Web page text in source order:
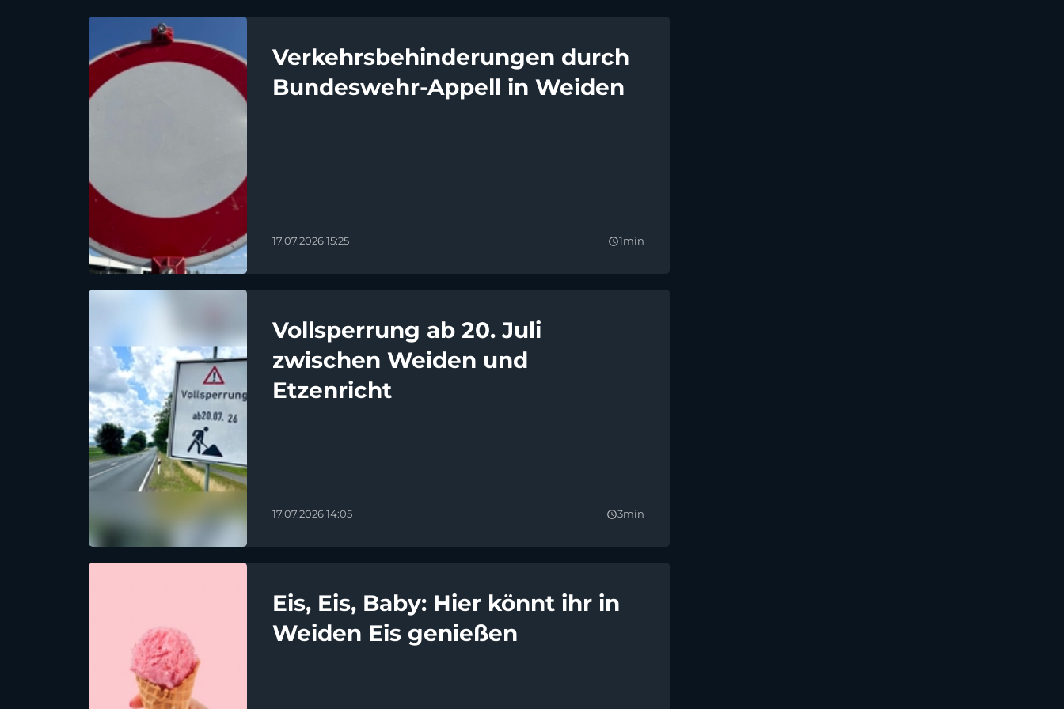
Verkehrsbehinderungen durch
Bundeswehr-Appell in Weiden
17.07.2026 15:25 query_builder1min
Vollsperrung ab 20. Juli
zwischen Weiden und
Etzenricht
17.07.2026 14:05 query_builder3min
Eis, Eis, Baby: Hier könnt ihr in
Weiden Eis genießen